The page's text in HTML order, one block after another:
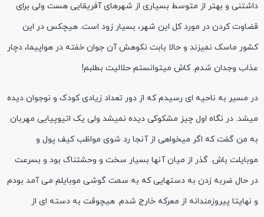
داشتنی و بهتر از متوسط بسیاری از شهرهای آفریقایی هست ولی برای
قضاوت کردن در مورد کل این شهر، بسیار زود است. هیچکس در این
کشور ماسک نمیزند و حالا بابت نکوهش آن جوان خفته در هواپیما، دچار
عذاب وجدان شدم. کاش میتوانستم حلالیت بطلبم!
در مسیر به ناحیه ای رسیدم که از دور تعداد زیادی کودک و نوجوان دیده
میشد. در نگاه اول چیز مشکوکی دیده نمیشد ولی یک اتیوپیایی مهربان
به من گفت که اگر میخواهی از آنجا رد شوی مواظب کیف پول و
موبایلت باش. گذر از میان آنها بسیار سخت و وحشتناک بود و بسرعت
در حال ضربه زدن به دستهایی که به سمت گوشی موبایلم می آمد بودم
و نهایتا پیروزمندانه از معرکه خارج شدم. هیچوقت به دسته ای از